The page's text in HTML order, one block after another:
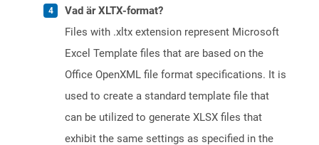
Vad är XLTX-format?
Files with .xltx extension represent Microsoft
Excel Template files that are based on the
Office OpenXML file format specifications. It is
used to create a standard template file that
can be utilized to generate XLSX files that
exhibit the same settings as specified in the